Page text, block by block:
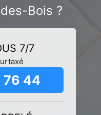
Bois ?
7/7
44